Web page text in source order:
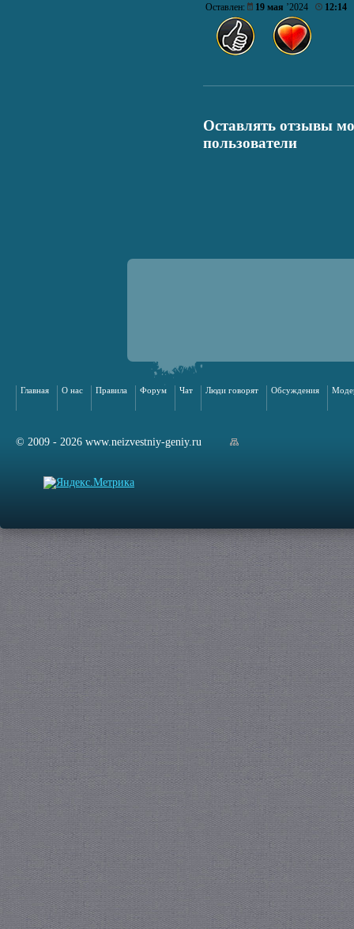
Оставлен: 19 мая ’2024 12:14
Оставлять отзывы
пользователи
Главная О нас Правила Форум Чат Люди говорят Обсуждения
© 2009 - 2026 www.neizvestniy-geniy.ru
сайта